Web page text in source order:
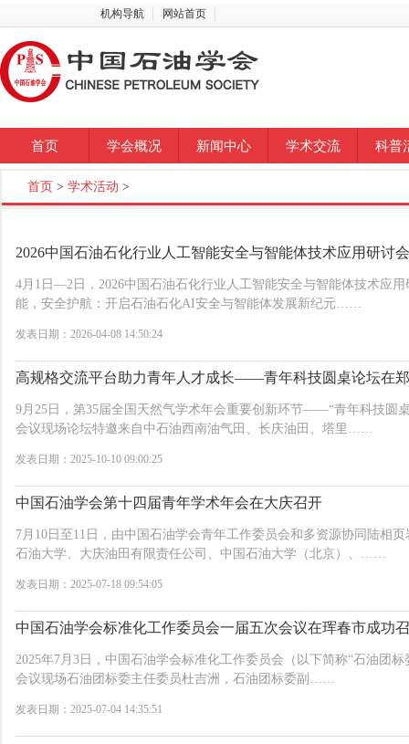
机构导航 网站首页
首页 学会概况 新闻中心 学术交流 科普
首页 > 学术活动 >
2026中国石油石化行业人工智能安全与智能体技术应用研讨
4月1日—2日，2026中国石油石化行业人工智能安全与智能体技术应
能，安全护航：开启石油石化AI安全与智能体发展新纪元……
发表日期：2026-04-08 14:50:24
高规格交流平台助力青年人才成长——青年科技圆桌论坛在
9月25日，第35届全国天然气学术年会重要创新环节——“青年科技圆
会议现场论坛特邀来自中石油西南油气田、长庆油田、塔里……
发表日期：2025-10-10 09:00:25
中国石油学会第十四届青年学术年会在大庆召开
7月10日至11日，由中国石油学会青年工作委员会和多资源协同陆相
石油大学、大庆油田有限责任公司、中国石油大学（北京）、……
发表日期：2025-07-18 09:54:05
中国石油学会标准化工作委员会一届五次会议在珲春市成功
2025年7月3日，中国石油学会标准化工作委员会（以下简称“石油团
会议现场石油团标委主任委员杜吉洲，石油团标委副……
发表日期：2025-07-04 14:35:51